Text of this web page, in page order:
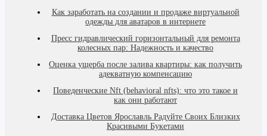
Как заработать на создании и продаже виртуальной
одежды для аватаров в интернете
Пресс гидравлический горизонтальный для ремонта
колесных пар: Надежность и качество
Оценка ущерба после залива квартиры: как получить
адекватную компенсацию
Поведенческие Nft (behavioral nfts): что это такое и
как они работают
Доставка Цветов Ярославль Радуйте Своих Близких
Красивыми Букетами